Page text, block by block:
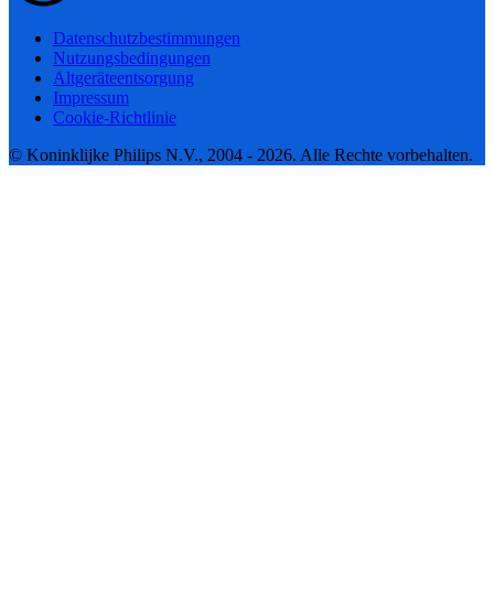
Datenschutzbestimmungen
Nutzungsbedingungen
Altgeräteentsorgung
Impressum
Cookie-Richtlinie
© Koninklijke Philips N.V., 2004 - 2026. Alle Rechte vorbehalten.